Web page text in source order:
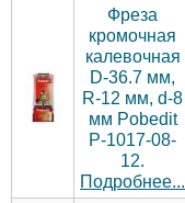
Фреза
кромочная
калевочная
D-36.7 мм,
R-12 мм, d-8
мм Pobedit
P-1017-08-
12.
Подробнее...